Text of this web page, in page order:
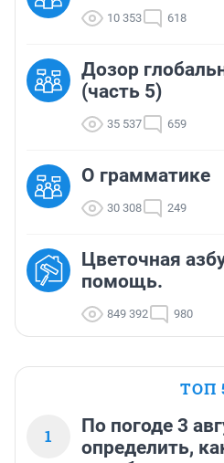
10 353 618
Дозор
(часть 5)
35 537 659
О грамматике
30 308 249
Цветочная
помощь.
849 392 980
ТОП
1
По погоде 3
определить,